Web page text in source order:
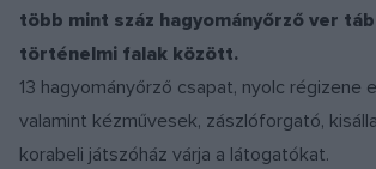
több mint száz hagyományőrző ver
történelmi falak között.
13 hagyományőrző csapat, nyolc régizene
valamint kézművesek, zászlóforgató,
korabeli játszóház várja a látogatókat.